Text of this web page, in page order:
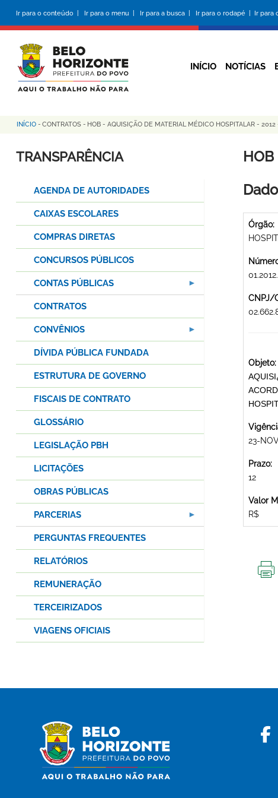
conteúdo
principal
Ir para o conteúdo | Ir para o menu | Ir para a busca | Ir para o rodapé | Ir para
INÍCIO NOTÍCIAS
Trilha
de
INÍCIO - CONTRATOS - HOB - AQUISIÇÃO DE MATERIAL MÉDICO HOSPITALAR -
HOB
Órgão:
CNPJ/
Objeto:
23-
Prazo:
12
Valor
R$
TRANSPARÊNCIA
AGENDA DE AUTORIDADES
CAIXAS ESCOLARES
COMPRAS DIRETAS
CONCURSOS PÚBLICOS
CONTAS PÚBLICAS
CONTRATOS
CONVÊNIOS
DÍVIDA PÚBLICA FUNDADA
ESTRUTURA DE GOVERNO
FISCAIS DE CONTRATO
GLOSSÁRIO
LEGISLAÇÃO PBH
LICITAÇÕES
OBRAS PÚBLICAS
PARCERIAS
PERGUNTAS FREQUENTES
RELATÓRIOS
REMUNERAÇÃO
TERCEIRIZADOS
VIAGENS OFICIAIS